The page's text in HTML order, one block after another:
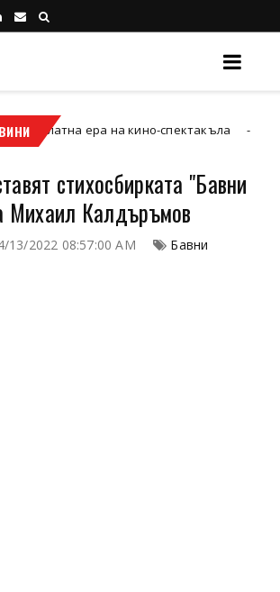
ера на кино-спектакъла Кюстендил
стихосбирката "Бавни
Михаил Калдъръмов
13/2022 08:57:00 AM
Бавни